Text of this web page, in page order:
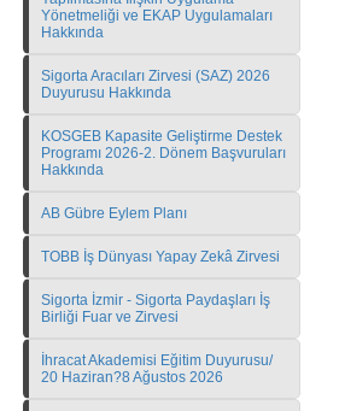
Yönetmeliği ve EKAP Uygulamaları
Hakkında
Sigorta Aracıları Zirvesi (SAZ) 2026
Duyurusu Hakkında
KOSGEB Kapasite Geliştirme Destek
Programı 2026-2. Dönem Başvuruları
Hakkında
AB Gübre Eylem Planı
TOBB İş Dünyası Yapay Zekâ Zirvesi
Sigorta İzmir - Sigorta Paydaşları İş
Birliği Fuar ve Zirvesi
İhracat Akademisi Eğitim Duyurusu/
20 Haziran?8 Ağustos 2026